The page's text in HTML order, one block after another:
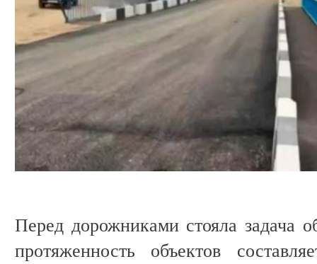
Перед дорожниками стояла задача
протяженность объектов